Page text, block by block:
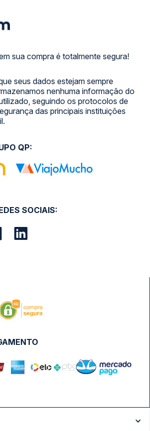
sua compra é totalmente segura!
seus dados estejam sempre
nenhuma informação do
seguindo os protocolos de
das principais instituições
SOCIAIS:
QP: